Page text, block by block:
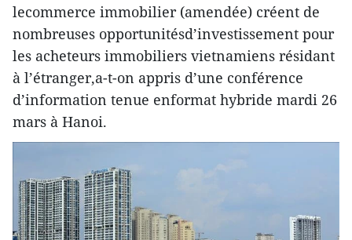
lecommerce immobilier (amendée) créent de
nombreuses opportunitésd’investissement pour
les acheteurs immobiliers vietnamiens résidant
à l’étranger,a-t-on appris d’une conférence
d’information tenue enformat hybride mardi 26
mars à Hanoi.